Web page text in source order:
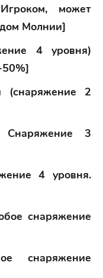
может
Молнии]
4 уровня)
(снаряжение 2
Снаряжение 3
4 уровня.
снаряжение
снаряжение